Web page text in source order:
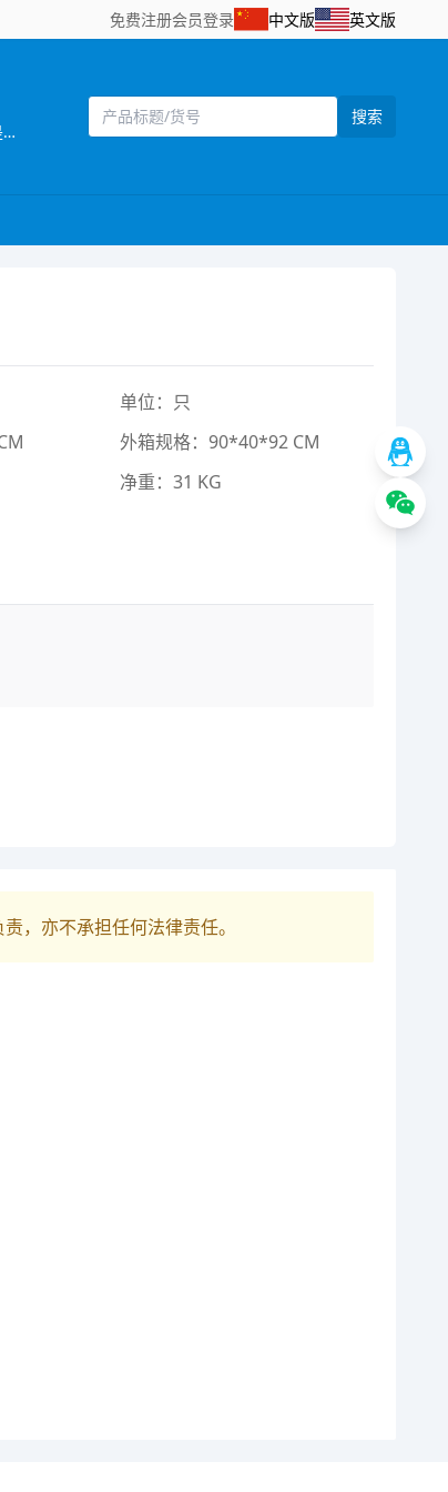
免费注册会员登录 中文版 英文版
[主营]：南力玩具厂，位于全球玩具生产基地之一的澄海，这里地理位置优越，海，陆，空交通便利。 南力玩具厂成立于2004年，是工，贸一体的生产厂家，产品远销欧美、中东地区、并在国内占有一定的市场。 本厂自创办以来便注重管理；注重产品质量；注重产品风格；注重满足用户需求。本厂以开发设计新产品为主，其产品造型独特、新颖、逼真。工厂一直以精美设计、高品质产品为宗旨，重合同、守信用，热忱欢迎海内外广大客户前来洽谈，我们可以根据客户需求定做产品，为客户设符合市场的产品，来样定做等，无论定单大小，我们将以我们优质的服务，优惠的价格，短的时间为您服务。 欢迎海内外客商到我网站浏览、查询、订购；也欢迎到我的样品房直接选购！我们将以好的服务，优的质量，实的价格与你真诚合作
搜索
单位：只
外箱规格：90*40*92 CM
净重：31 KG
，亦不承担任何法律责任。